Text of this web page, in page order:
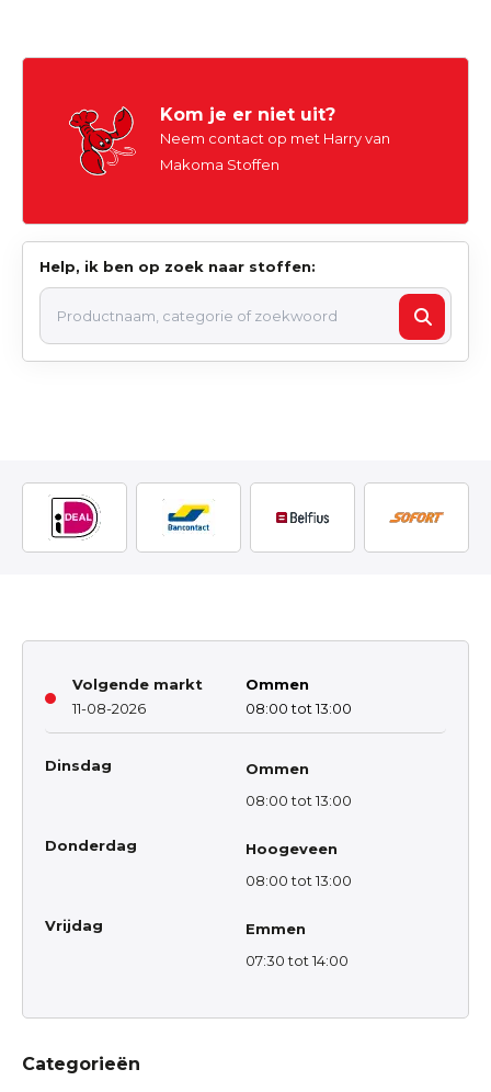
Kom je er niet uit?
Neem contact op met Harry van
Makoma Stoffen
Help, ik ben op zoek naar stoffen:
Volgende markt
11-08-2026
Ommen
08:00 tot 13:00
Dinsdag
Ommen
08:00 tot 13:00
Donderdag
Hoogeveen
08:00 tot 13:00
Vrijdag
Emmen
07:30 tot 14:00
Categorieën